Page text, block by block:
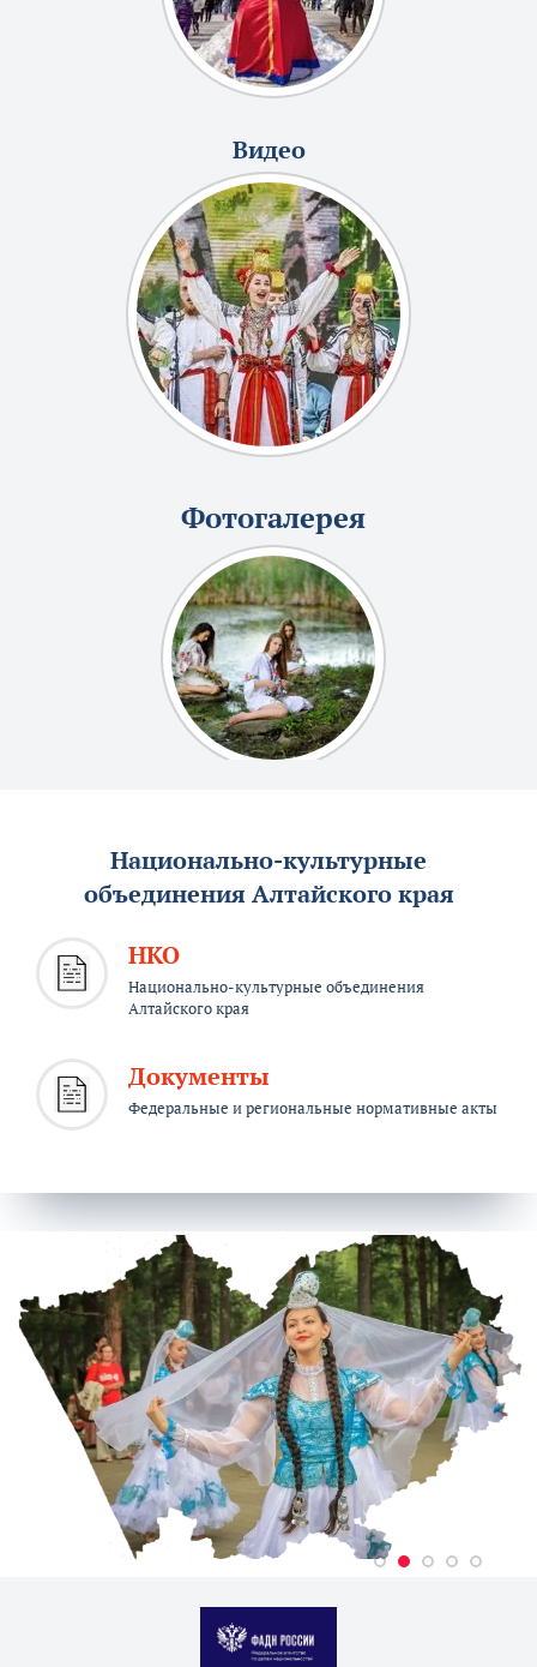
Видео
Фотогалерея
Национально-культурные
объединения Алтайского края
НКО
Национально-культурные объединения
Алтайского края
Документы
Федеральные и региональные нормативные акты
Акция